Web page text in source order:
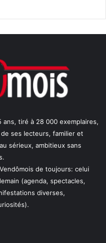
tiré à 28 000 exemplaires,
ses lecteurs, familier et
sérieux, ambitieux sans
de toujours: celui
(agenda, spectacles,
diverses,